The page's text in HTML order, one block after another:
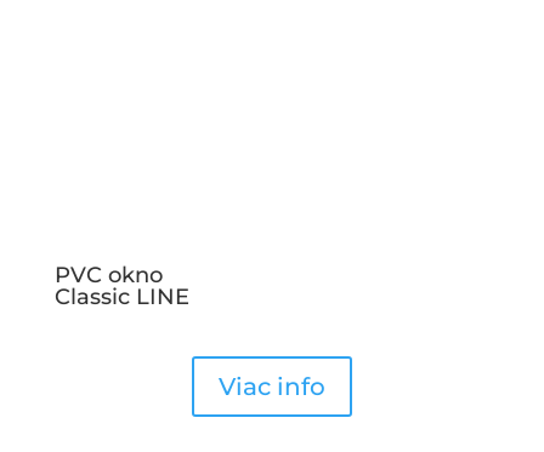
PVC okno
Classic LINE
Viac info